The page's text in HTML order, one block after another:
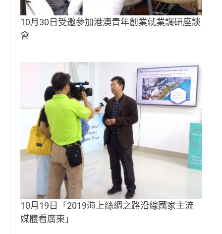
10月30日受邀參加港澳青年創業就業調研座談
會
10月19日「2019海上絲綢之路沿線國家主流
媒體看廣東」